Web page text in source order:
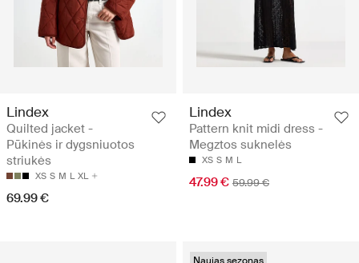
Lindex
Quilted jacket -
Pūkinės ir dygsniuotos
striukės
XS S M L XL
69.99 €
Lindex
Pattern knit midi dress -
Megztos suknelės
XS S M L
47.99 € 59.99 €